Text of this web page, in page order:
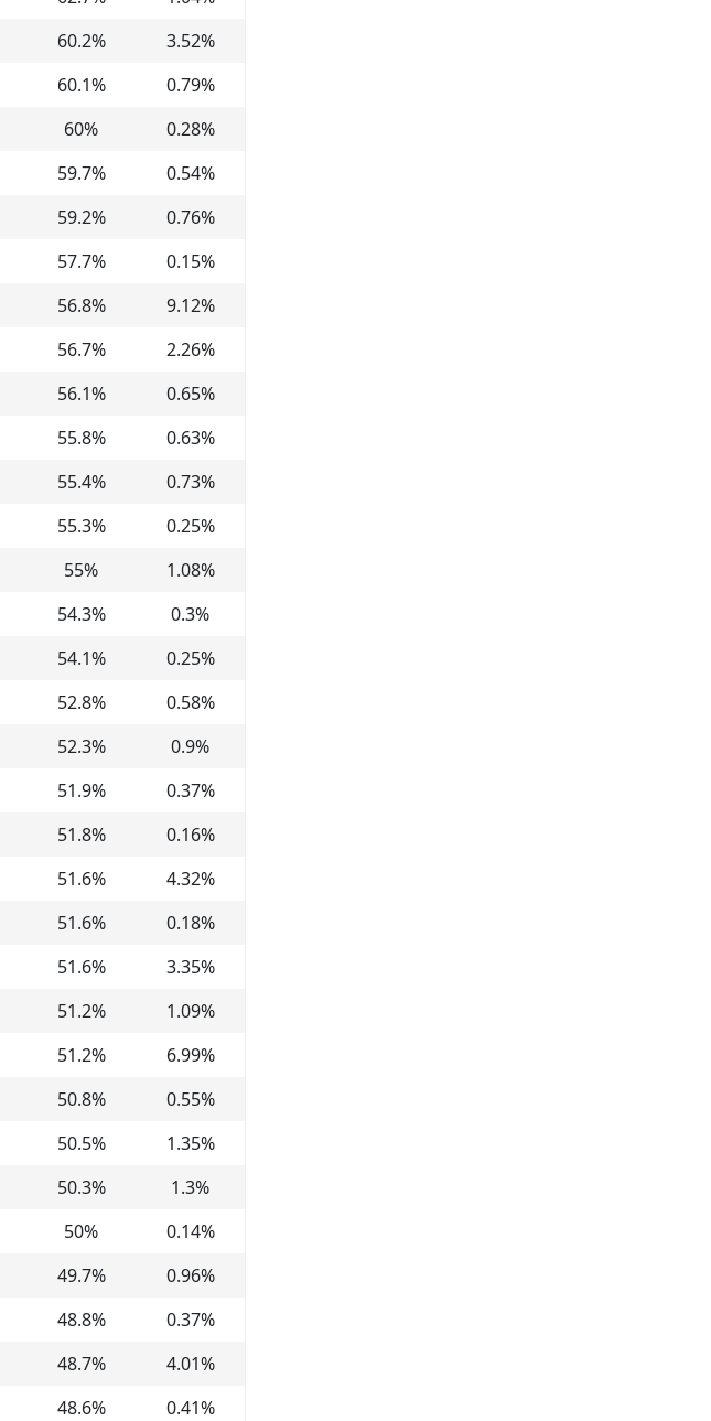
60.2% 3.52%
60.1% 0.79%
60% 0.28%
59.7% 0.54%
59.2% 0.76%
57.7% 0.15%
56.8% 9.12%
56.7% 2.26%
56.1% 0.65%
55.8% 0.63%
55.4% 0.73%
55.3% 0.25%
55% 1.08%
54.3% 0.3%
54.1% 0.25%
52.8% 0.58%
52.3% 0.9%
51.9% 0.37%
51.8% 0.16%
51.6% 4.32%
51.6% 0.18%
51.6% 3.35%
51.2% 1.09%
51.2% 6.99%
50.8% 0.55%
50.5% 1.35%
50.3% 1.3%
50% 0.14%
49.7% 0.96%
48.8% 0.37%
48.7% 4.01%
48.6% 0.41%